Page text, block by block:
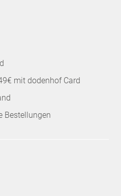
mit dodenhof Card
Bestellungen